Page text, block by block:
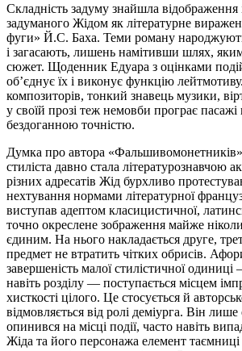
Складність задуму знайшла відображення
задуманого Жідом як літературне
фуги» Й.С. Баха. Теми роману
і загасають, лишень намітивши шлях,
сюжет. Щоденник Едуара з оцінками
об’єднує їх і виконує функцію
композиторів, тонкий знавець музики,
у своїй прозі теж немовби програє пасажі
бездоганною точністю.
Думка про автора
стиліста давно стала літературознавчою
різних адресатів Жід бурхливо
нехтування нормами літературної
виступав адептом класицистичної,
точно окреслене зображення майже
єдиним. На нього накладається друге,
предмет не втратить чітких обрисів.
завершеність малої стилістичної
навіть розділу — поступається місцем
хисткості цілого. Це стосується й
відмовляється від ролі деміурга. Він лише
опинився на місці події, часто навіть
Жіда та його персонажа елемент таємниці